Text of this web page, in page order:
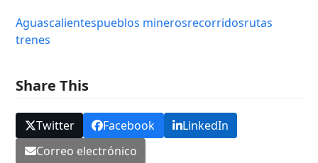
Aguascalientespueblos minerosrecorridosrutas
trenes
Share This
Twitter Facebook
LinkedIn
Correo electrónico